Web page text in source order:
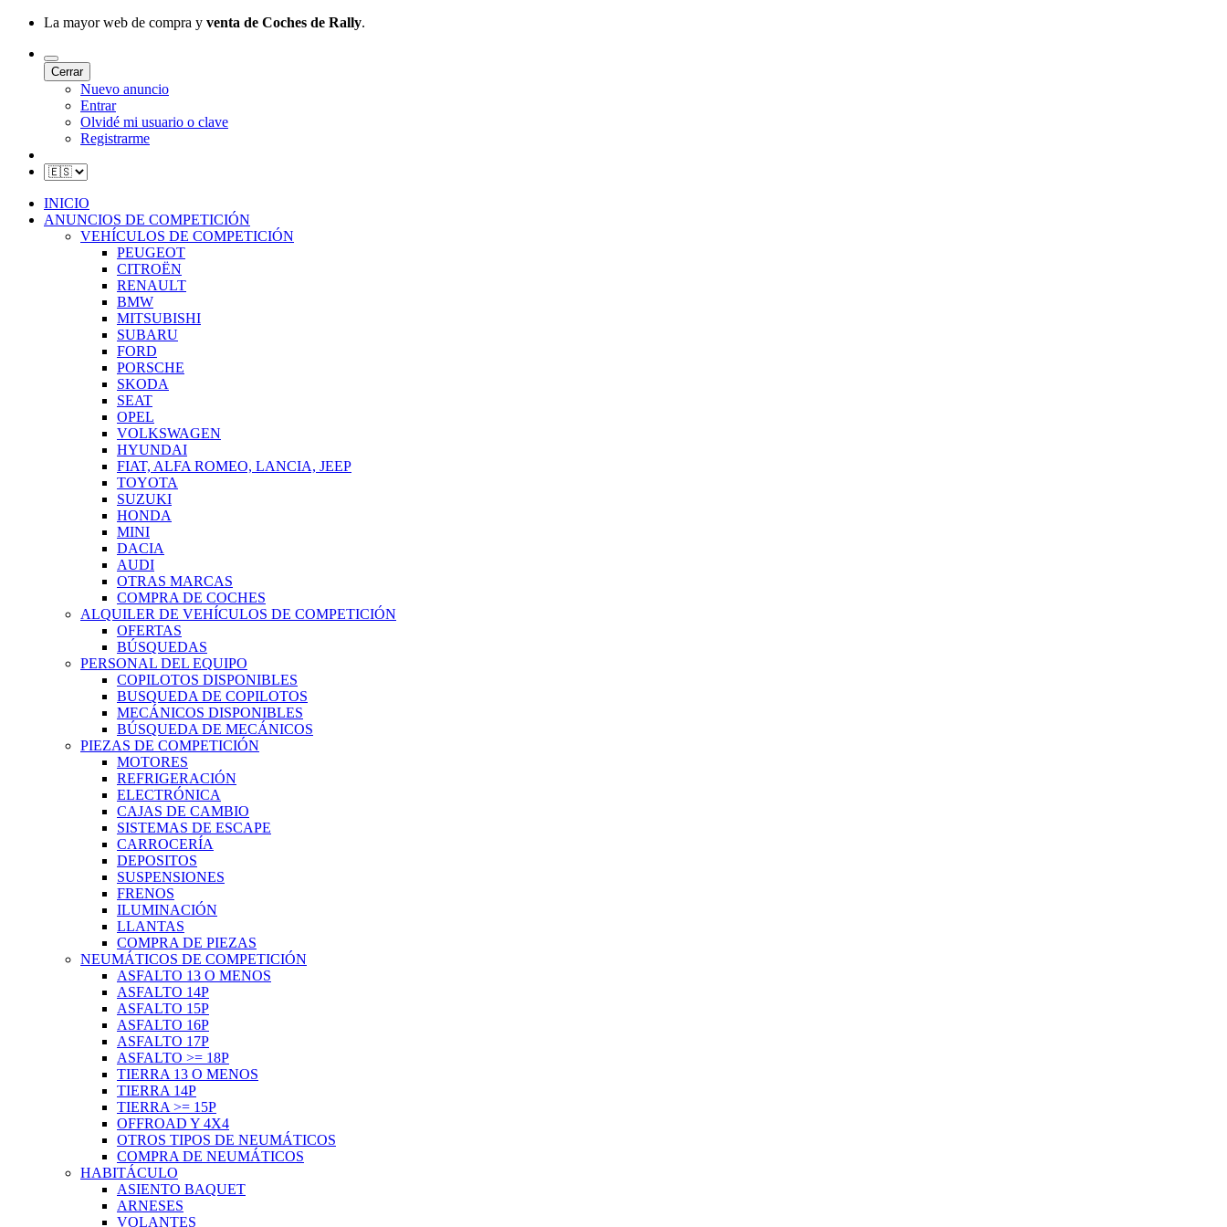
La mayor web de compra y venta de Coches de Rally.
Cerrar
Nuevo anuncio
Entrar
Olvidé mi usuario o clave
Registrarme
INICIO
ANUNCIOS DE COMPETICIÓN
VEHÍCULOS DE COMPETICIÓN
PEUGEOT
CITROËN
RENAULT
BMW
MITSUBISHI
SUBARU
FORD
PORSCHE
SKODA
SEAT
OPEL
VOLKSWAGEN
HYUNDAI
FIAT, ALFA ROMEO, LANCIA, JEEP
TOYOTA
SUZUKI
HONDA
MINI
DACIA
AUDI
OTRAS MARCAS
COMPRA DE COCHES
ALQUILER DE VEHÍCULOS DE COMPETICIÓN
OFERTAS
BÚSQUEDAS
PERSONAL DEL EQUIPO
COPILOTOS DISPONIBLES
BUSQUEDA DE COPILOTOS
MECÁNICOS DISPONIBLES
BÚSQUEDA DE MECÁNICOS
PIEZAS DE COMPETICIÓN
MOTORES
REFRIGERACIÓN
ELECTRÓNICA
CAJAS DE CAMBIO
SISTEMAS DE ESCAPE
CARROCERÍA
DEPOSITOS
SUSPENSIONES
FRENOS
ILUMINACIÓN
LLANTAS
COMPRA DE PIEZAS
NEUMÁTICOS DE COMPETICIÓN
ASFALTO 13 O MENOS
ASFALTO 14P
ASFALTO 15P
ASFALTO 16P
ASFALTO 17P
ASFALTO >= 18P
TIERRA 13 O MENOS
TIERRA 14P
TIERRA >= 15P
OFFROAD Y 4X4
OTROS TIPOS DE NEUMÁTICOS
COMPRA DE NEUMÁTICOS
HABITÁCULO
ASIENTO BAQUET
ARNESES
VOLANTES